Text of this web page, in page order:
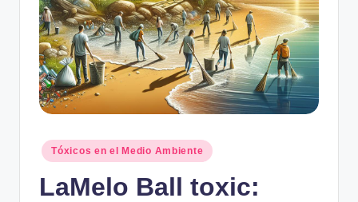
Posted
in
Tóxicos en el Medio Ambiente
LaMelo Ball toxic: